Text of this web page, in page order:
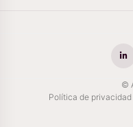
©
Política de privacidad